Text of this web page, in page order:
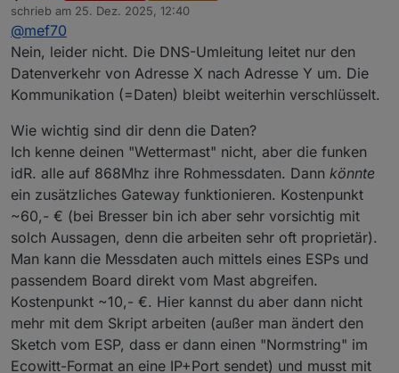
Offline
schrieb am 25. Dez. 2025, 12:40
zuletzt editiert von
@mef70
Nein, leider nicht. Die DNS-Umleitung leitet nur den
Datenverkehr von Adresse X nach Adresse Y um. Die
Kommunikation (=Daten) bleibt weiterhin verschlüsselt.
Wie wichtig sind dir denn die Daten?
Ich kenne deinen "Wettermast" nicht, aber die funken
idR. alle auf 868Mhz ihre Rohmessdaten. Dann könnte
ein zusätzliches Gateway funktionieren. Kostenpunkt
~60,- € (bei Bresser bin ich aber sehr vorsichtig mit
solch Aussagen, denn die arbeiten sehr oft proprietär).
Man kann die Messdaten auch mittels eines ESPs und
passendem Board direkt vom Mast abgreifen.
Kostenpunkt ~10,- €. Hier kannst du aber dann nicht
mehr mit dem Skript arbeiten (außer man ändert den
Sketch vom ESP, dass er dann einen "Normstring" im
Ecowitt-Format an eine IP+Port sendet) und musst mit